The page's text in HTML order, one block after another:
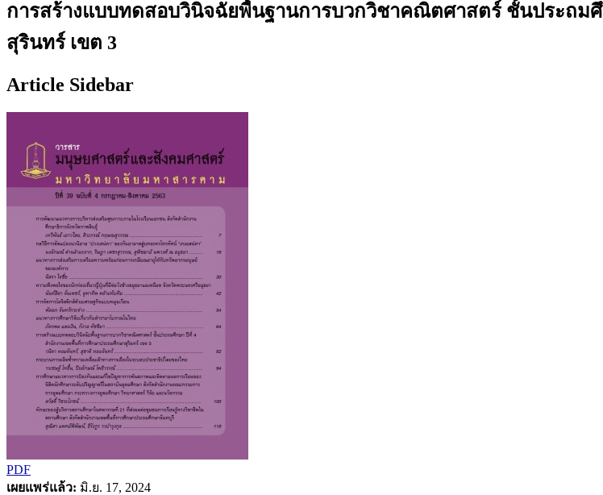
การสร้างแบบทดสอบวินิจฉัยพื้นฐานการบวกวิชาคณิตศาสตร์ ชั้นประถม
สุรินทร์ เขต 3
Article Sidebar
PDF
เผยแพร่แล้ว: มิ.ย. 17, 2024